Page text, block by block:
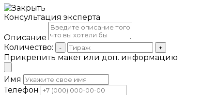
Консультация эксперта
Описание
Количество:
- +
Прикрепить макет или доп. информацию
Имя
Телефон